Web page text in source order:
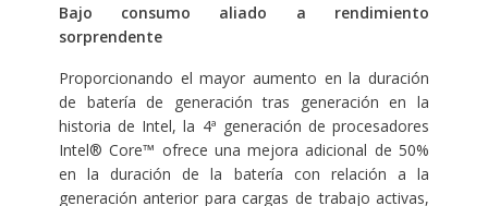
Bajo consumo aliado a rendimiento
sorprendente
Proporcionando el mayor aumento en la duración
de batería de generación tras generación en la
historia de Intel, la 4ª generación de procesadores
Intel® Core™ ofrece una mejora adicional de 50%
en la duración de la batería con relación a la
generación anterior para cargas de trabajo activas,